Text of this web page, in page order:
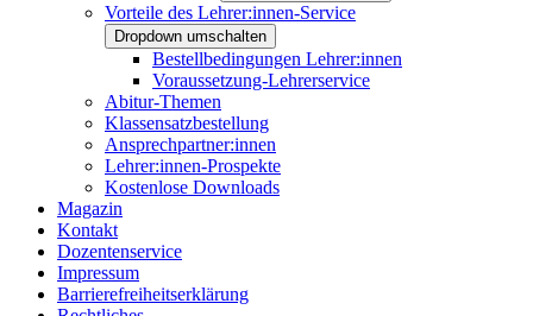
Vorteile des Lehrer:innen-Service
Dropdown umschalten
Bestellbedingungen Lehrer:innen
Voraussetzung-Lehrerservice
Abitur-Themen
Klassensatzbestellung
Ansprechpartner:innen
Lehrer:innen-Prospekte
Kostenlose Downloads
Magazin
Kontakt
Dozentenservice
Impressum
Barrierefreiheitserklärung